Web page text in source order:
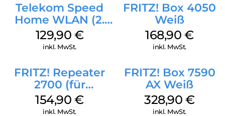
Telekom Speed
Home WLAN (2.
Gen) Schwarz
129,90 €
inkl. MwSt.
FRITZ! Box 4050
Weiß
168,90€
inkl. MwSt.
FRITZ! Repeater
2700 (für
Tarifvermarktung)
Weiß
154,90€
inkl. MwSt.
FRITZ! Box 7590
AX Weiß
328,90€
inkl. MwSt.